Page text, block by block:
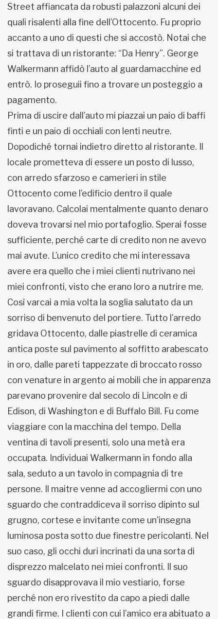
Street affiancata da robusti palazzoni alcuni dei
quali risalenti alla fine dell’Ottocento. Fu proprio
accanto a uno di questi che si accostò. Notai che
si trattava di un ristorante: “Da Henry”. George
Walkermann affidò l’auto al guardamacchine ed
entrò. Io proseguii fino a trovare un posteggio a
pagamento.
Prima di uscire dall’auto mi piazzai un paio di baffi
finti e un paio di occhiali con lenti neutre.
Dopodiché tornai indietro diretto al ristorante. Il
locale prometteva di essere un posto di lusso,
con arredo sfarzoso e camerieri in stile
Ottocento come l’edificio dentro il quale
lavoravano. Calcolai mentalmente quanto denaro
doveva trovarsi nel mio portafoglio. Sperai fosse
sufficiente, perché carte di credito non ne avevo
mai avute. L’unico credito che mi interessava
avere era quello che i miei clienti nutrivano nei
miei confronti, visto che erano loro a nutrire me.
Così varcai a mia volta la soglia salutato da un
sorriso di benvenuto del portiere. Tutto l’arredo
gridava Ottocento, dalle piastrelle di ceramica
antica poste sul pavimento al soffitto arabescato
in oro, dalle pareti tappezzate di broccato rosso
con venature in argento ai mobili che in apparenza
parevano provenire dal secolo di Lincoln e di
Edison, di Washington e di Buffalo Bill. Fu come
viaggiare con la macchina del tempo. Della
ventina di tavoli presenti, solo una metà era
occupata. Individuai Walkermann in fondo alla
sala, seduto a un tavolo in compagnia di tre
persone. Il maitre venne ad accogliermi con uno
sguardo che contraddiceva il sorriso dipinto sul
grugno, cortese e invitante come un'insegna
luminosa posta sotto due finestre pericolanti. Nel
suo caso, gli occhi duri incrinati da una sorta di
disprezzo malcelato nei miei confronti. Il suo
sguardo disapprovava il mio vestiario, forse
perché non ero rivestito da capo a piedi dalle
grandi firme. I clienti con cui l’amico era abituato a